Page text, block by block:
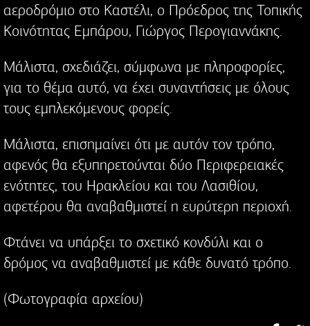
αεροδρόμιο στο Καστέλι, ο Πρόεδρος της Τοπικής
Κοινότητας Εμπάρου, Γιώργος Περογιαννάκης.
Μάλιστα, σχεδιάζει, σύμφωνα με πληροφορίες,
για το θέμα αυτό, να έχει συναντήσεις με όλους
τους εμπλεκόμενους φορείς.
Μάλιστα, επισημαίνει ότι με αυτόν τον τρόπο,
αφενός θα εξυπηρετούνται δύο Περιφερειακές
ενότητες, του Ηρακλείου και του Λασιθίου,
αφετέρου θα αναβαθμιστεί η ευρύτερη περιοχή.
Φτάνει να υπάρξει το σχετικό κονδύλι και ο
δρόμος να αναβαθμιστεί με κάθε δυνατό τρόπο.
(Φωτογραφία αρχείου)